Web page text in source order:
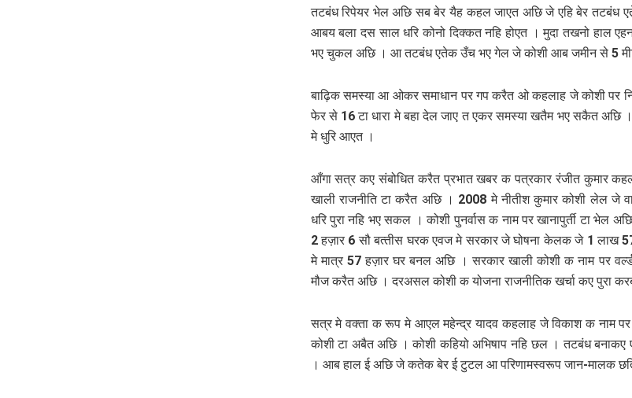
तटबंध रिपेयर भेल अछि सब बेर यैह कहल जाएत अछि जे एहि बेर तटबंध
आबय बला दस साल धरि कोनो दिक्‍कत नहि होएत । मुदा तखनो हाल
भए चुकल अछि । आ तटबंध एतेक उँच भए गेल जे कोशी आब जमीन से 5
बाढ़िक समस्‍या आ ओकर समाधान पर गप करैत ओ कहलाह जे कोशी पर
फेर से 16 टा धारा मे बहा देल जाए त एकर समस्‍या खतैम भए सकैत अछि
मे धुरि आएत ।
आँगा सत्र कए संबोधित करैत प्रभात खबर क पत्रकार रंजीत कुमार
खाली राजनीति टा करैत अछि । 2008 मे नीतीश कुमार कोशी लेल
धरि पुरा नहि भए सकल । कोशी पुनर्वास क नाम पर खानापुर्ती टा भेल
2 हज़ार 6 सौ बत्‍तीस घरक एवज मे सरकार जे घोषना केलक जे 1 लाख
मे मात्र 57 हज़ार घर बनल अछि । सरकार खाली कोशी क नाम पर
मौज करैत अछि । दरअसल कोशी क योजना राजनीतिक खर्चा कए पुरा
सत्र मे वक्‍ता क रूप मे आएल महेन्‍द्र यादव कहलाह जे विकाश क नाम पर
कोशी टा अबैत अछि । कोशी कहियो अभिषाप नहि छल । तटबंध बनाकए
। आब हाल ई अछि जे कतेक बेर ई टुटल आ परिणामस्‍वरूप जान-मालक